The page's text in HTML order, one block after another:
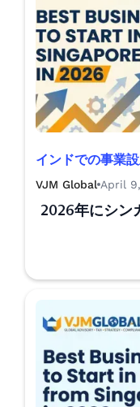
インドでの事業
VJM Global April
2026年にシン